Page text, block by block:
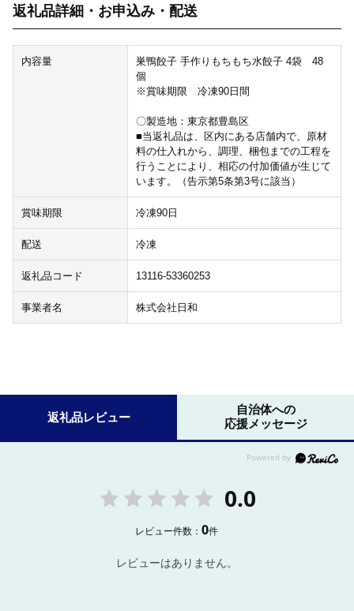
返礼品詳細・お申込み・配送
内容量
巣鴨餃子 手作りもちもち水餃子 4袋 48
個
※賞味期限 冷凍90日間
〇製造地：東京都豊島区
■当返礼品は、区内にある店舗内で、原材
料の仕入れから、調理、梱包までの工程を
行うことにより、相応の付加価値が生じて
います。（告示第5条第3号に該当）
賞味期限 冷凍90日
配送 冷凍
返礼品コード 13116-53360253
事業者名 株式会社日和
返礼品レビュー
自治体への
応援メッセージ
0.0
レビュー件数：0件
レビューはありません。